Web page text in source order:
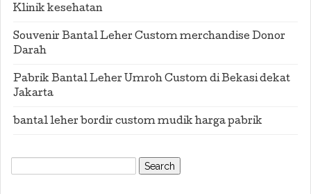
Klinik kesehatan
Souvenir Bantal Leher Custom merchandise Donor
Darah
Pabrik Bantal Leher Umroh Custom di Bekasi dekat
Jakarta
bantal leher bordir custom mudik harga pabrik
Search
for: